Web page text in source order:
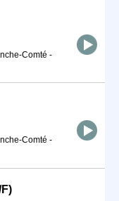
Comté -
Comté -